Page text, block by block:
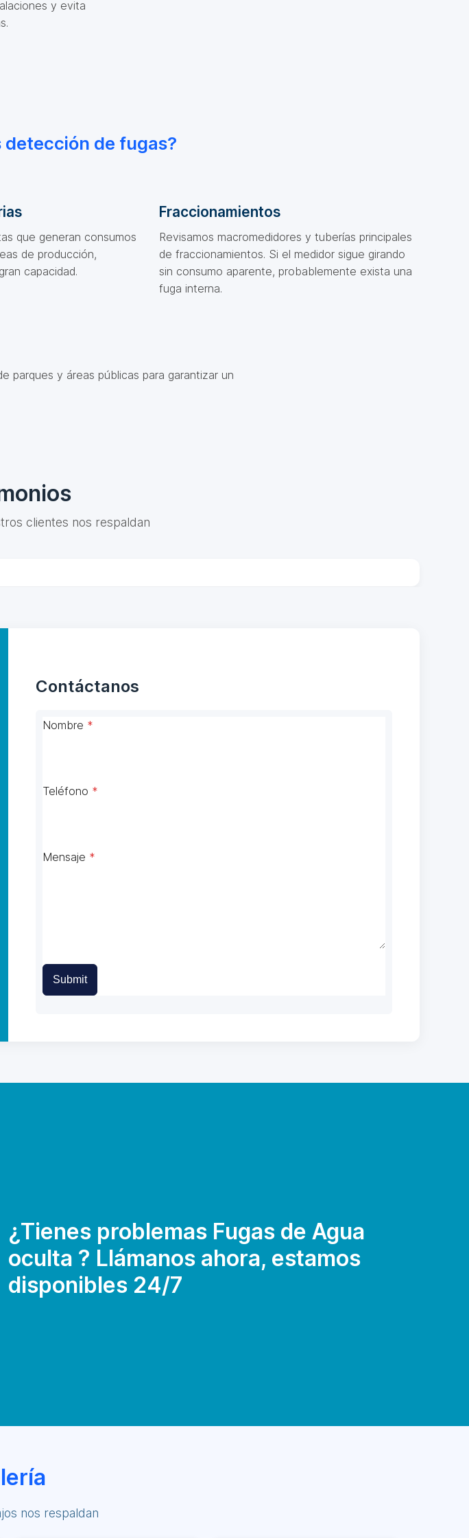
y evita
detección de fugas?
que generan consumos
de producción,
capacidad.
Fraccionamientos
Revisamos macromedidores y tuberías principales
de fraccionamientos. Si el medidor sigue girando
sin consumo aparente, probablemente exista una
fuga interna.
parques y áreas públicas para garantizar un
clientes nos respaldan
Contáctanos
Nombre *
Teléfono *
Mensaje *
Submit
¿Tienes problemas Fugas de Agua
oculta ? Llámanos ahora, estamos
disponibles 24/7
nos respaldan